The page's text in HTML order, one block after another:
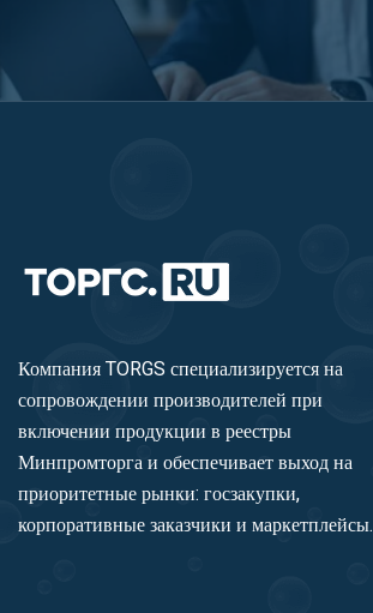
Компания TORGS специализируется на
сопровождении производителей при
включении продукции в реестры
Минпромторга и обеспечивает выход на
приоритетные рынки: госзакупки,
корпоративные заказчики и маркетплейсы.